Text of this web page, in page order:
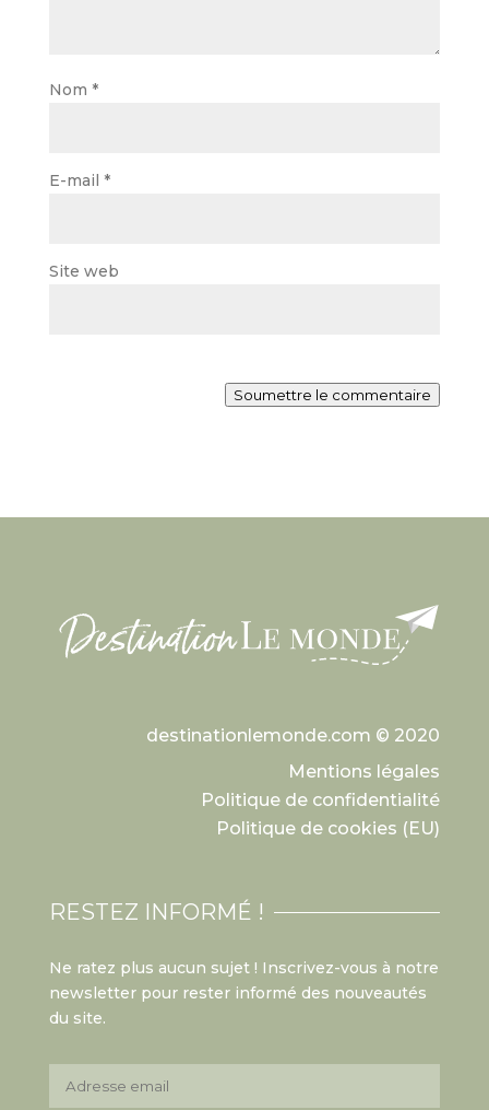
Nom *
E-mail *
Site web
Soumettre le commentaire
destinationlemonde.com © 2020
Mentions légales
Politique de confidentialité
Politique de cookies (EU)
RESTEZ INFORMÉ !
Ne ratez plus aucun sujet ! Inscrivez-vous à notre
newsletter pour rester informé des nouveautés
du site.